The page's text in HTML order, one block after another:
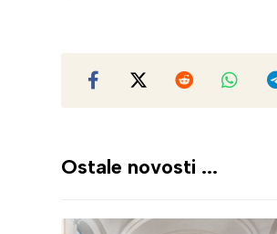
Ostale novosti ...